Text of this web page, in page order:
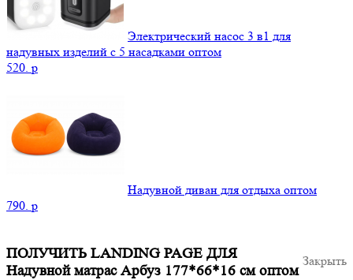
Электрический насос 3 в1 для
надувных изделий с 5 насадками оптом
520. p
Надувной диван для отдыха оптом
790. p
Закрыть
ПОЛУЧИТЬ LANDING PAGE ДЛЯ
Надувной матрас Арбуз 177*66*16 см оптом